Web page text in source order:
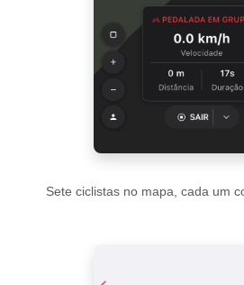
Sete ciclistas no mapa, cada um